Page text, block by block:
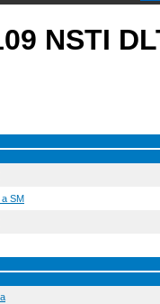
NSTI
SM